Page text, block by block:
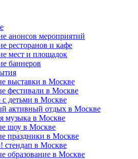
анонсов мероприятий
ресторанов и кафе
мест и площадок
баннеров
выставки в Москве
фестивали в Москве
с детьми в Москве
активный отдых в Москве
музыка в Москве
шоу в Москве
праздники в Москве
стендап в Москве
образование в Москве